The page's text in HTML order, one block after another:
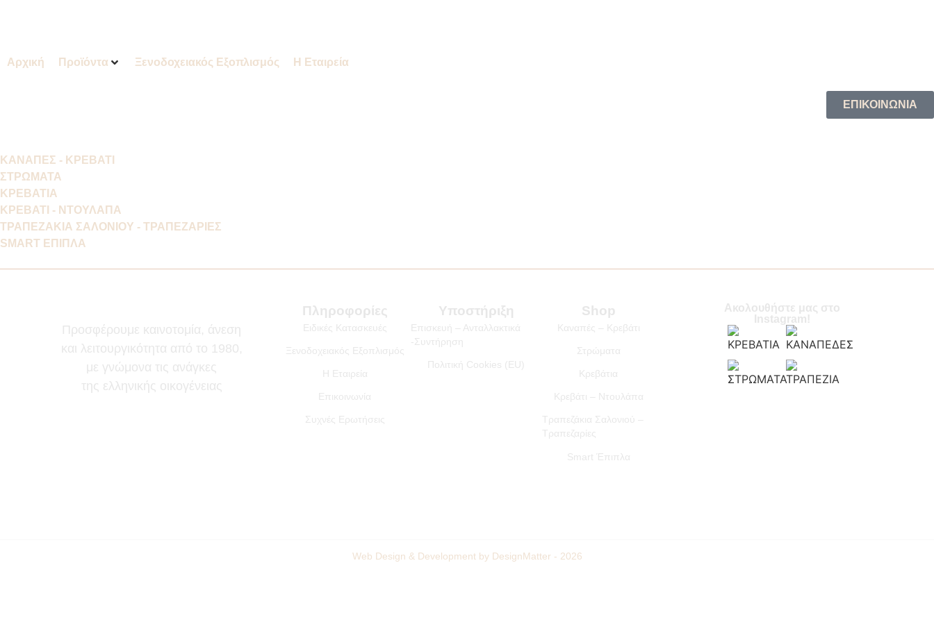
Αρχική Προϊόντα Ξενοδοχειακός Εξοπλισμός Η Εταιρεία
ΕΠΙΚΟΙΝΩΝΙΑ
ΚΑΝΑΠΕΣ - ΚΡΕΒΑΤΙ
ΣΤΡΩΜΑΤΑ
ΚΡΕΒΑΤΙΑ
ΚΡΕΒΑΤΙ - ΝΤΟΥΛΑΠΑ
ΤΡΑΠΕΖΑΚΙΑ ΣΑΛΟΝΙΟΥ - ΤΡΑΠΕΖΑΡΙΕΣ
SMART ΕΠΙΠΛΑ
Προσφέρουμε καινοτομία, άνεση
και λειτουργικότητα από το 1980,
με γνώμονα τις ανάγκες
της ελληνικής οικογένειας
Πληροφορίες
Ειδικές Κατασκευές
Ξενοδοχειακός Εξοπλισμός
Η Εταιρεία
Επικοινωνία
Συχνές Ερωτήσεις
Υποστήριξη
Επισκευή – Ανταλλακτικά
-Συντήρηση
Πολιτική Cookies (EU)
Shop
Καναπές – Κρεβάτι
Στρώματα
Κρεβάτια
Κρεβάτι – Ντουλάπα
Τραπεζάκια Σαλονιού –
Τραπεζαρίες
Smart Έπιπλα
Ακολουθήστε μας στο
Instagram!
Web Design & Development by DesignMatter - 2026